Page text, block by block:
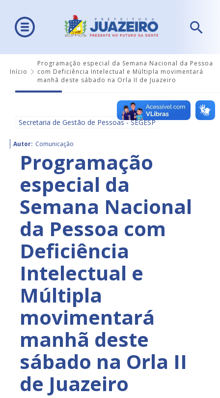
Início
Programação especial da Semana Nacional da Pessoa
com Deficiência Intelectual e Múltipla movimentará
manhã deste sábado na Orla II de Juazeiro
Secretaria de Gestão de Pessoas - SEGESP
Autor: Comunicação
Programação
especial da
Semana Nacional
da Pessoa com
Deficiência
Intelectual e
Múltipla
movimentará
manhã deste
sábado na Orla II
de Juazeiro